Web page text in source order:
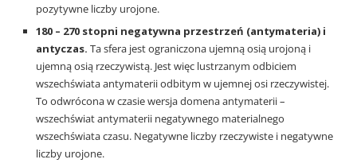
pozytywne liczby urojone.
180 – 270 stopni negatywna przestrzeń (antymateria) i
antyczas. Ta sfera jest ograniczona ujemną osią urojoną i
ujemną osią rzeczywistą. Jest więc lustrzanym odbiciem
wszechświata antymaterii odbitym w ujemnej osi rzeczywistej.
To odwrócona w czasie wersja domena antymaterii –
wszechświat antymaterii negatywnego materialnego
wszechświata czasu. Negatywne liczby rzeczywiste i negatywne
liczby urojone.